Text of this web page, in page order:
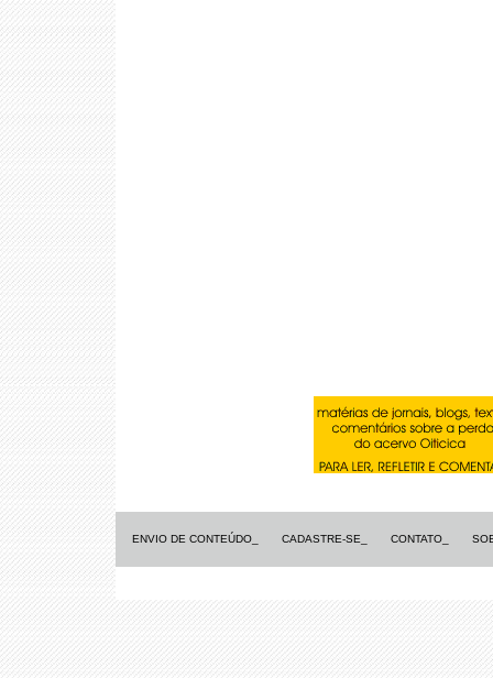
ENVIO DE CONTEÚDO_ CADASTRE-SE_ CONTATO_